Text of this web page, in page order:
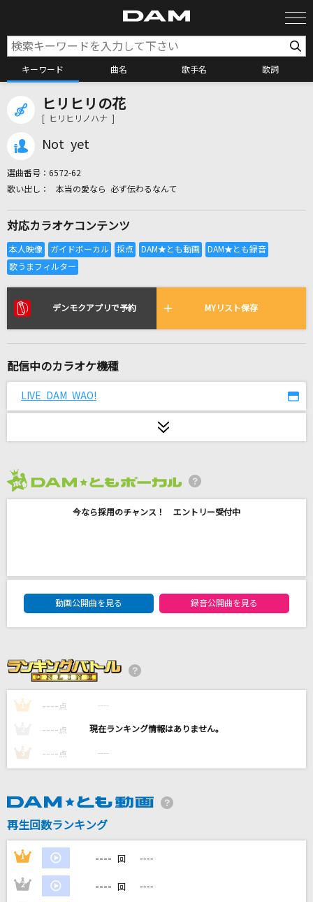
キーワード 曲名 歌手名 歌詞
カラオケ検索
全国りれき
リアルタイムで歌われている曲の一覧
恋月夜
[生音]晴る
ヨルシカ
sumika
[良音]本能
爆裂愛してる
M!LK
アカイシンキロウ
HOTEL NINE STAR
DAMの新曲・ランキングなど
ヒリヒリの花
[ ヒリヒリノハナ ]
Not yet
選曲番号： 6572-62
本当の愛なら 必ず伝わるなんて
対応カラオケコンテンツ
デンモクアプリで予約 MYリスト保存
配信中のカラオケ機種
LIVE DAM WAO!
今なら採用のチャンス！ エントリー受付中
DAM★ともボーカルエントリーランキング
動画公開曲を見る
録音公開曲を見る
1 ---- 点 ----
---- 点 ----
3 ---- 点 ----
再生回数ランキング
1 ---- 回 ----
2 ---- 回 ----